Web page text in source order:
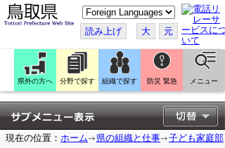
こ
の
ペ
ー
ジ
翻
訳
す
る
読み上げ 大 元
県外の方へ 分野で探す 組織で探す 防災 緊急 メニュー
現在の位置： ホーム 県の組織と仕事
子ども家庭部